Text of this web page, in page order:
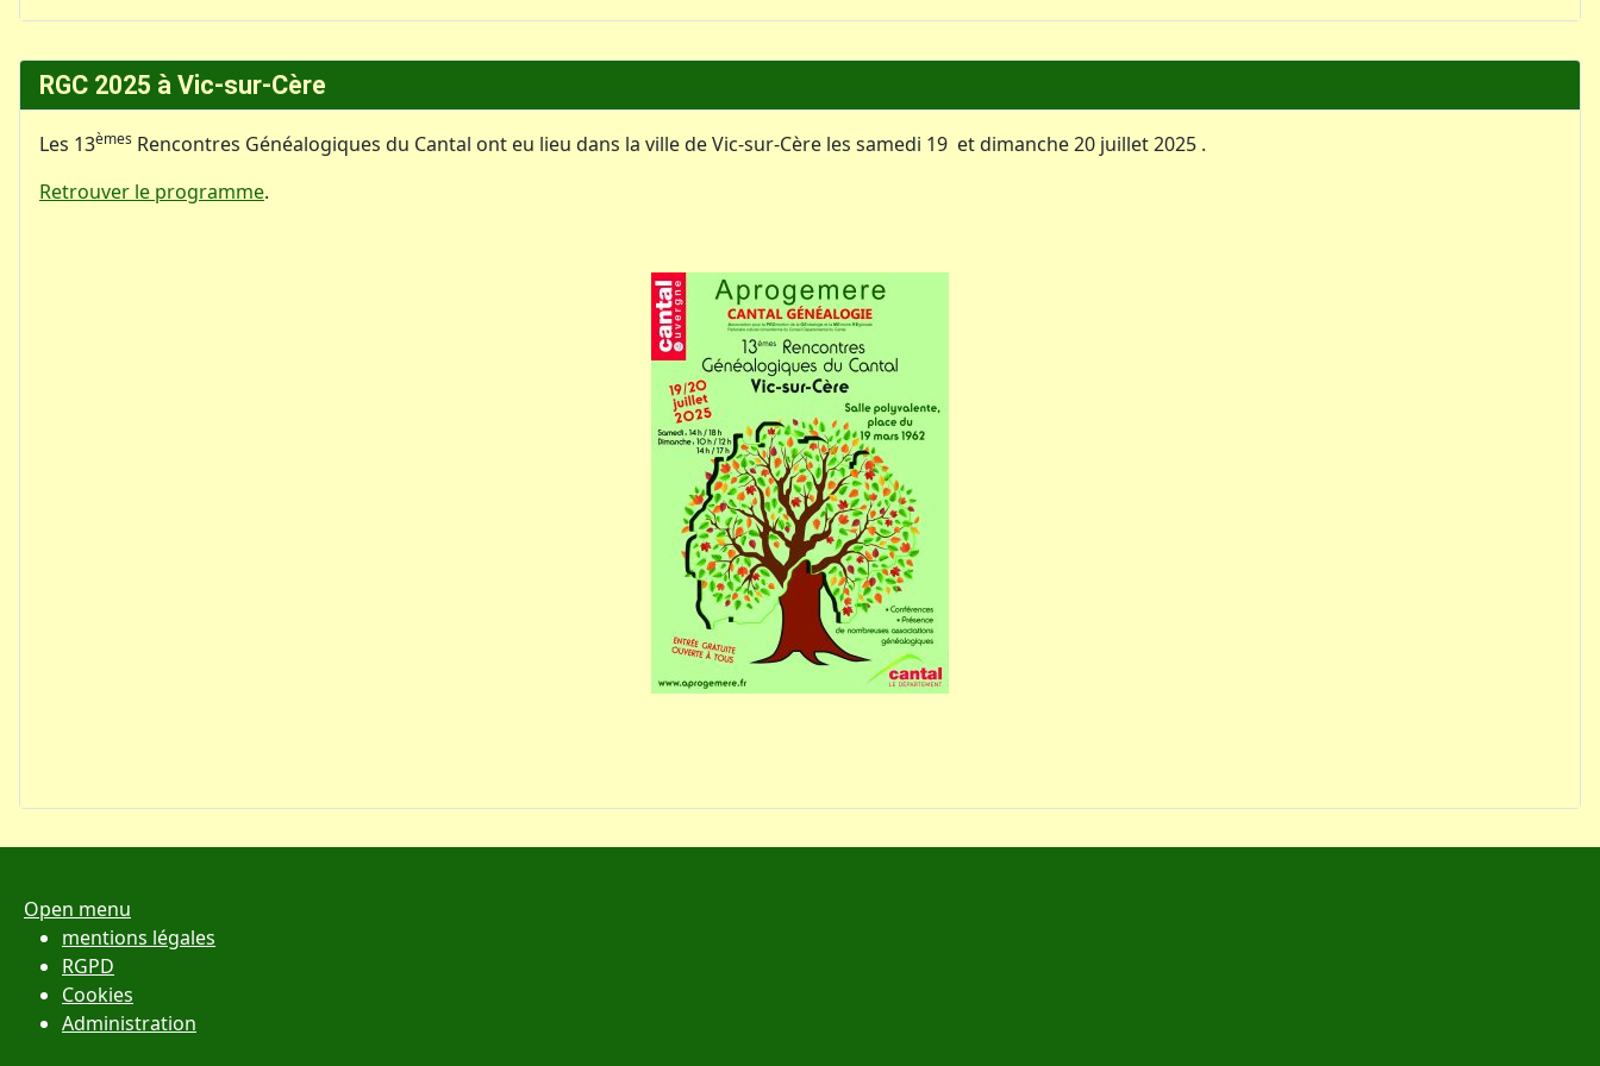
RGC 2025 à Vic-sur-Cère
Les 13èmes Rencontres Généalogiques du Cantal ont eu lieu dans la ville de Vic-sur-Cère les samedi 19 et dimanche 20 juillet 2025 .
Retrouver le programme.
Open menu
mentions légales
RGPD
Cookies
Administration